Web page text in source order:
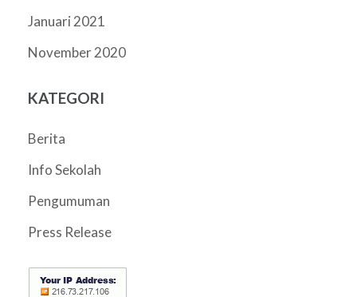
Januari 2021
November 2020
KATEGORI
Berita
Info Sekolah
Pengumuman
Press Release